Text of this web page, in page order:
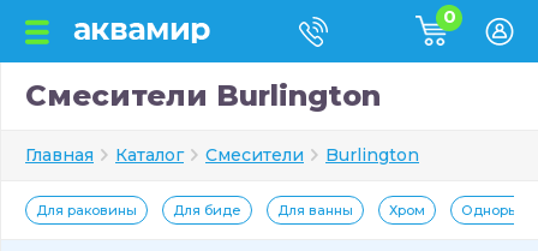
0
Смесители Burlington
Главная Каталог Смесители Burlington
Для раковины Для биде Для ванны Хром